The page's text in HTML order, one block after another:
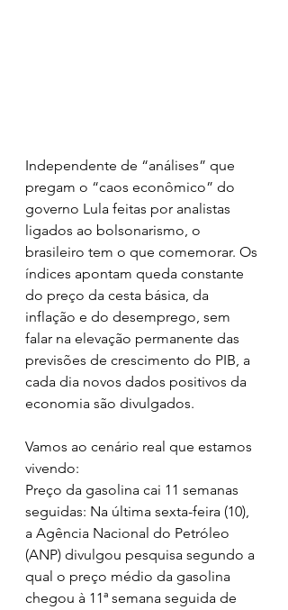
Independente de “análises” que
pregam o “caos econômico” do
governo Lula feitas por analistas
ligados ao bolsonarismo, o
brasileiro tem o que comemorar. Os
índices apontam queda constante
do preço da cesta básica, da
inflação e do desemprego, sem
falar na elevação permanente das
previsões de crescimento do PIB, a
cada dia novos dados positivos da
economia são divulgados.
Vamos ao cenário real que estamos
vivendo:
Preço da gasolina cai 11 semanas
seguidas: Na última sexta-feira (10),
a Agência Nacional do Petróleo
(ANP) divulgou pesquisa segundo a
qual o preço médio da gasolina
chegou à 11ª semana seguida de